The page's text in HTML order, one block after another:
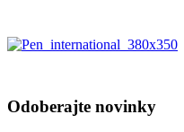
Odoberajte novinky